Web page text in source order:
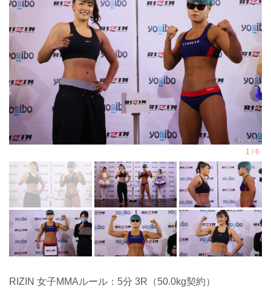
RIZIN 女子MMAルール：5分 3R（50.0kg契約）